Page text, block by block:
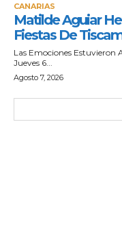
CANARIAS
Matilde Aguiar
Fiestas De
Las Emociones Estuvieron
Jueves 6...
Agosto 7, 2026